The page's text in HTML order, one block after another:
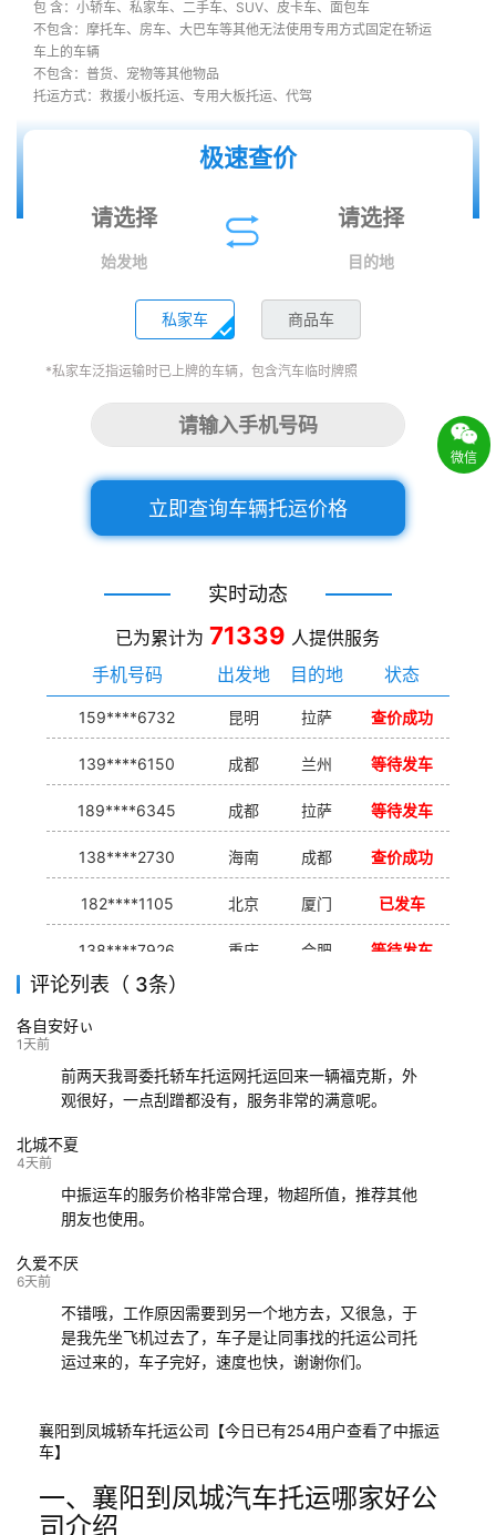
包 含：小轿车、私家车、二手车、SUV、皮卡车、面包车
不包含：摩托车、房车、大巴车等其他无法使用专用方式固定在轿运
车上的车辆
不包含：普货、宠物等其他物品
托运方式：救援小板托运、专用大板托运、代驾
极速查价
始发地 目的地
私家车 商品车
*私家车泛指运输时已上牌的车辆，包含汽车临时牌照
立即查询车辆托运价格
实时动态
已为累计为 71339 人提供服务
手机号码
出发地 目的地 状态
159****6732 昆明 拉萨 查价成功
139****6150 成都 兰州 等待发车
189****6345 成都 拉萨 等待发车
138****2730 海南 成都 查价成功
182****1105 北京 厦门 已发车
138****7926 重庆 合肥 等待发车
139****9233
评论列表（ 3条）
各自安好ぃ
1天前
前两天我哥委托轿车托运网托运回来一辆福克斯，外
观很好，一点刮蹭都没有，服务非常的满意呢。
北城不夏
4天前
中振运车的服务价格非常合理，物超所值，推荐其他
朋友也使用。
久爱不厌
6天前
不错哦，工作原因需要到另一个地方去，又很急，于
是我先坐飞机过去了，车子是让同事找的托运公司托
运过来的，车子完好，速度也快，谢谢你们。
襄阳到凤城轿车托运公司【今日已有254用户查看了中振运
车】
一、襄阳到凤城汽车托运哪家好公
司介绍
微信